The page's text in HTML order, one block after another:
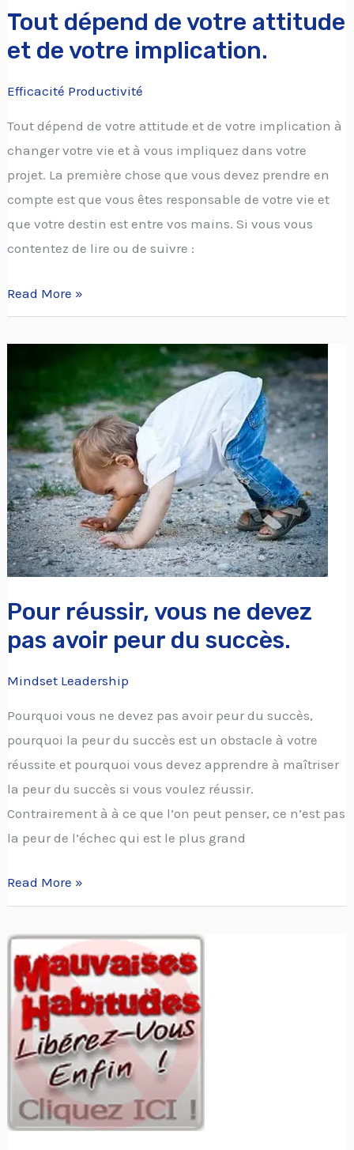
Tout dépend de votre attitude
et de votre implication.
Efficacité Productivité
Tout dépend de votre attitude et de votre implication à
changer votre vie et à vous impliquez dans votre
projet. La première chose que vous devez prendre en
compte est que vous êtes responsable de votre vie et
que votre destin est entre vos mains. Si vous vous
contentez de lire ou de suivre :
Read More »
Pour réussir, vous ne devez
pas avoir peur du succès.
Mindset Leadership
Pourquoi vous ne devez pas avoir peur du succès,
pourquoi la peur du succès est un obstacle à votre
réussite et pourquoi vous devez apprendre à maîtriser
la peur du succès si vous voulez réussir.
Contrairement à à ce que l’on peut penser, ce n’est pas
la peur de l’échec qui est le plus grand
ne
devez
pas
avoir
peur
du
succès.
Read More »
Apprendre
changer
ses
habitudes
pour
réussir.